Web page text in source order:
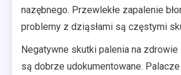
nazębnego. Przewlekłe zapalenie
problemy z dziąsłami są częstymi
Negatywne skutki palenia na
są dobrze udokumentowane.